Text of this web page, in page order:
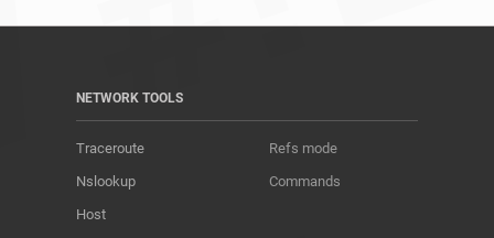
NETWORK TOOLS
Traceroute
Nslookup
Host
Refs mode
Commands